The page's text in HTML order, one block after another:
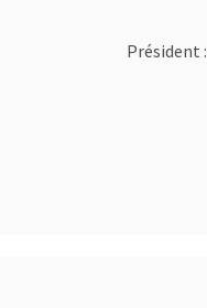
Président :